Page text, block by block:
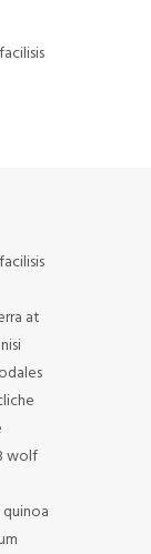
at
wolf